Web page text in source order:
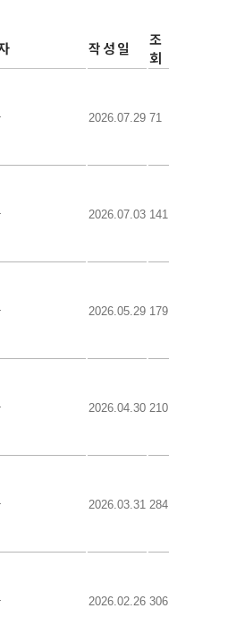
작성일
조
회
2026.07.29 71
2026.07.03 141
2026.05.29 179
2026.04.30 210
2026.03.31 284
2026.02.26 306